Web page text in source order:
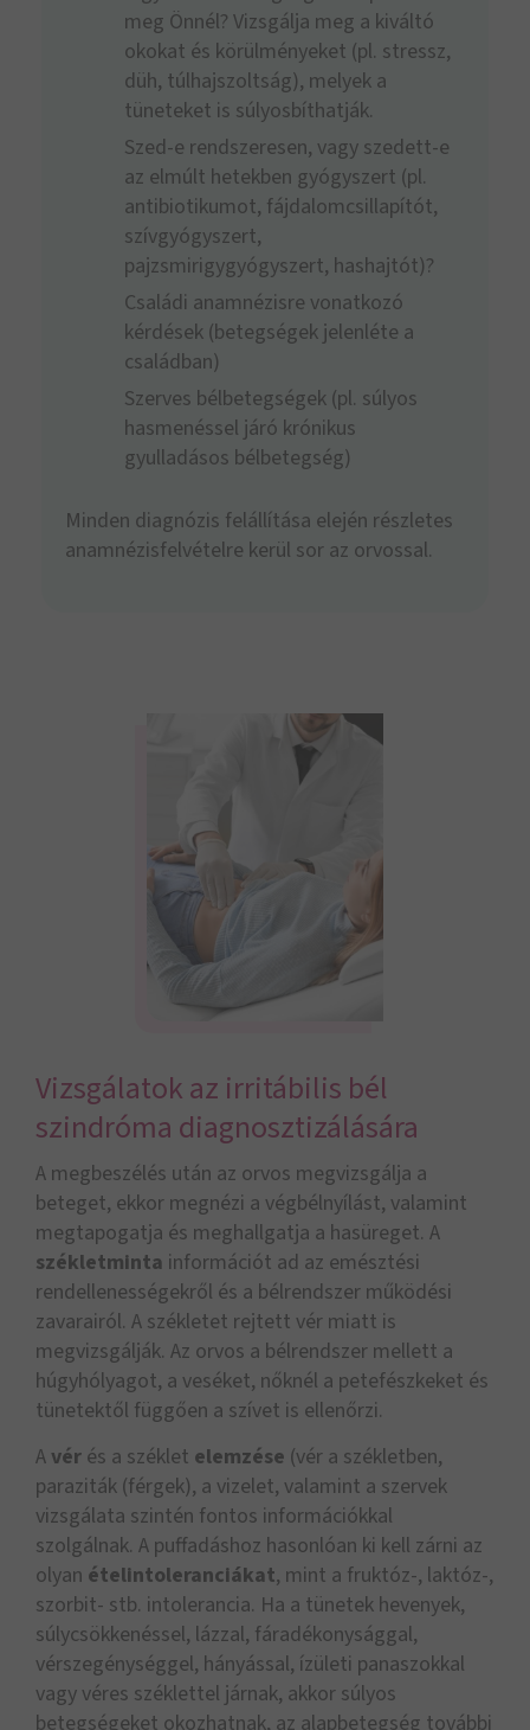
meg Önnél? Vizsgálja meg a kiváltó
okokat és körülményeket (pl. stressz,
düh, túlhajszoltság), melyek a
tüneteket is súlyosbíthatják.
Szed-e rendszeresen, vagy szedett-e
az elmúlt hetekben gyógyszert (pl.
antibiotikumot, fájdalomcsillapítót,
szívgyógyszert,
pajzsmirigygyógyszert, hashajtót)?
Családi anamnézisre vonatkozó
kérdések (betegségek jelenléte a
családban)
Szerves bélbetegségek (pl. súlyos
hasmenéssel járó krónikus
gyulladásos bélbetegség)
Minden diagnózis felállítása elején részletes
anamnézisfelvételre kerül sor az orvossal.
Vizsgálatok az irritábilis bél
szindróma diagnosztizálására
A megbeszélés után az orvos megvizsgálja a
beteget, ekkor megnézi a végbélnyílást, valamint
megtapogatja és meghallgatja a hasüreget. A
székletminta információt ad az emésztési
rendellenességekről és a bélrendszer működési
zavarairól. A székletet rejtett vér miatt is
megvizsgálják. Az orvos a bélrendszer mellett a
húgyhólyagot, a veséket, nőknél a petefészkeket és
tünetektől függően a szívet is ellenőrzi.
A vér és a széklet elemzése (vér a székletben,
paraziták (férgek), a vizelet, valamint a szervek
vizsgálata szintén fontos információkkal
szolgálnak. A puffadáshoz hasonlóan ki kell zárni az
olyan ételintoleranciákat, mint a fruktóz-, laktóz-,
szorbit- stb. intolerancia. Ha a tünetek hevenyek,
súlycsökkenéssel, lázzal, fáradékonysággal,
vérszegénységgel, hányással, ízületi panaszokkal
vagy véres széklettel járnak, akkor súlyos
betegségeket okozhatnak, az alapbetegség további